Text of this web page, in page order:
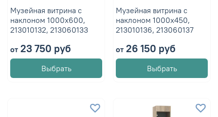
Музейная витрина с
наклоном 1000х600,
213010132, 213060133
от23 750 руб
Выбрать
Музейная витрина с
наклоном 1000х450,
213010136, 213060137
от26 150 руб
Выбрать